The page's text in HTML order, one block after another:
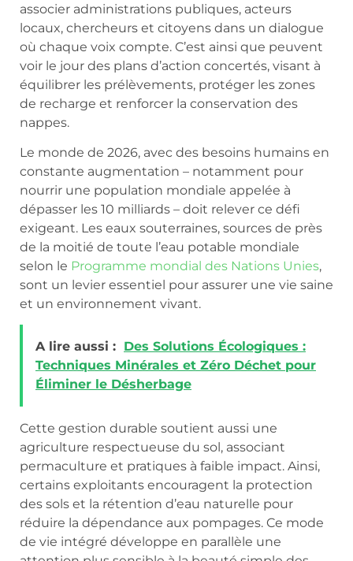
associer administrations publiques, acteurs
locaux, chercheurs et citoyens dans un dialogue
où chaque voix compte. C’est ainsi que peuvent
voir le jour des plans d’action concertés, visant à
équilibrer les prélèvements, protéger les zones
de recharge et renforcer la conservation des
nappes.
Le monde de 2026, avec des besoins humains en
constante augmentation – notamment pour
nourrir une population mondiale appelée à
dépasser les 10 milliards – doit relever ce défi
exigeant. Les eaux souterraines, sources de près
de la moitié de toute l’eau potable mondiale
selon le Programme mondial des Nations Unies,
sont un levier essentiel pour assurer une vie saine
et un environnement vivant.
A lire aussi : Des Solutions Écologiques :
Techniques Minérales et Zéro Déchet pour
Éliminer le Désherbage
Cette gestion durable soutient aussi une
agriculture respectueuse du sol, associant
permaculture et pratiques à faible impact. Ainsi,
certains exploitants encouragent la protection
des sols et la rétention d’eau naturelle pour
réduire la dépendance aux pompages. Ce mode
de vie intégré développe en parallèle une